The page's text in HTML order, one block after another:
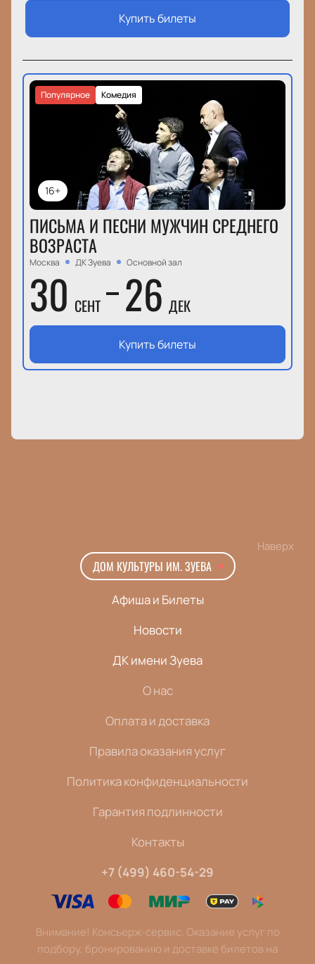
Купить билеты
16+
Комедия
Популярное
ПИСЬМА И ПЕСНИ МУЖЧИН СРЕДНЕГО
ВОЗРАСТА
Москва ДК Зуева Основной зал
30 СЕНТ 26 ДЕК
Купить билеты
Наверх
ДОМ КУЛЬТУРЫ ИМ. ЗУЕВА
Афиша и Билеты
Новости
ДК имени Зуева
О нас
Оплата и доставка
Правила оказания услуг
Политика конфиденциальности
Гарантия подлинности
Контакты
+7 (499) 460-54-29
Внимание! Консьерж-сервис. Оказание услуг по
подбору, бронированию и доставке билетов на